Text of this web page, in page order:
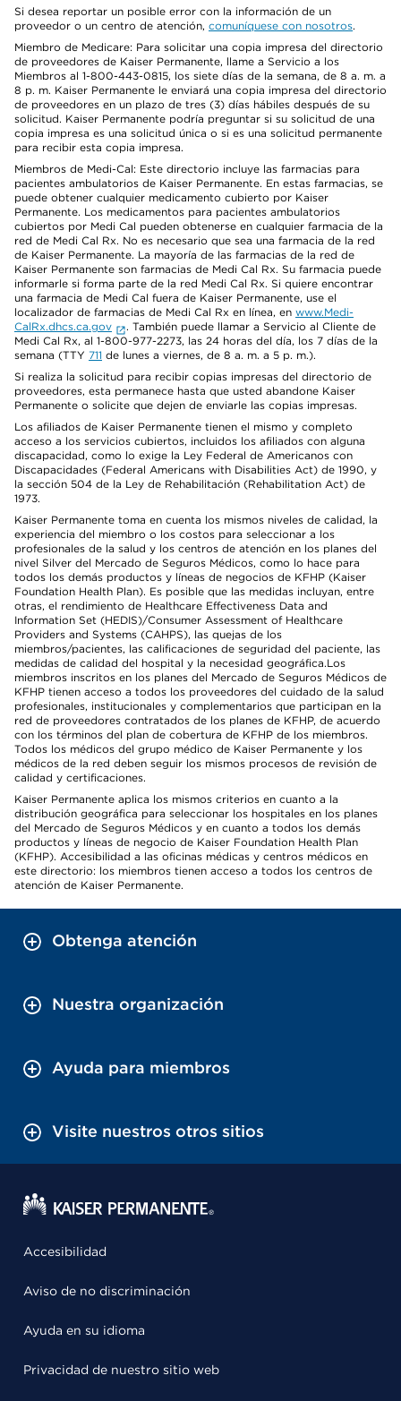
Si desea reportar un posible error con la información de un
proveedor o un centro de atención, comuníquese con nosotros.
Miembro de Medicare: Para solicitar una copia impresa del directorio
de proveedores de Kaiser Permanente, llame a Servicio a los
Miembros al 1-800-443-0815, los siete días de la semana, de 8 a. m. a
8 p. m. Kaiser Permanente le enviará una copia impresa del directorio
de proveedores en un plazo de tres (3) días hábiles después de su
solicitud. Kaiser Permanente podría preguntar si su solicitud de una
copia impresa es una solicitud única o si es una solicitud permanente
para recibir esta copia impresa.
Miembros de Medi-Cal: Este directorio incluye las farmacias para
pacientes ambulatorios de Kaiser Permanente. En estas farmacias, se
puede obtener cualquier medicamento cubierto por Kaiser
Permanente. Los medicamentos para pacientes ambulatorios
cubiertos por Medi Cal pueden obtenerse en cualquier farmacia de la
red de Medi Cal Rx. No es necesario que sea una farmacia de la red
de Kaiser Permanente. La mayoría de las farmacias de la red de
Kaiser Permanente son farmacias de Medi Cal Rx. Su farmacia puede
informarle si forma parte de la red Medi Cal Rx. Si quiere encontrar
una farmacia de Medi Cal fuera de Kaiser Permanente, use el
localizador de farmacias de Medi Cal Rx en línea, en www.Medi-
CalRx.dhcs.ca.gov
. También puede llamar a Servicio al Cliente de
Medi Cal Rx, al 1-800-977-2273, las 24 horas del día, los 7 días de la
semana (TTY 711 de lunes a viernes, de 8 a. m. a 5 p. m.).
Si realiza la solicitud para recibir copias impresas del directorio de
proveedores, esta permanece hasta que usted abandone Kaiser
Permanente o solicite que dejen de enviarle las copias impresas.
Los afiliados de Kaiser Permanente tienen el mismo y completo
acceso a los servicios cubiertos, incluidos los afiliados con alguna
discapacidad, como lo exige la Ley Federal de Americanos con
Discapacidades (Federal Americans with Disabilities Act) de 1990, y
la sección 504 de la Ley de Rehabilitación (Rehabilitation Act) de
1973.
Kaiser Permanente toma en cuenta los mismos niveles de calidad, la
experiencia del miembro o los costos para seleccionar a los
profesionales de la salud y los centros de atención en los planes del
nivel Silver del Mercado de Seguros Médicos, como lo hace para
todos los demás productos y líneas de negocios de KFHP (Kaiser
Foundation Health Plan). Es posible que las medidas incluyan, entre
otras, el rendimiento de Healthcare Effectiveness Data and
Information Set (HEDIS)/Consumer Assessment of Healthcare
Providers and Systems (CAHPS), las quejas de los
miembros/pacientes, las calificaciones de seguridad del paciente, las
medidas de calidad del hospital y la necesidad geográfica.Los
miembros inscritos en los planes del Mercado de Seguros Médicos de
KFHP tienen acceso a todos los proveedores del cuidado de la salud
profesionales, institucionales y complementarios que participan en la
red de proveedores contratados de los planes de KFHP, de acuerdo
con los términos del plan de cobertura de KFHP de los miembros.
Todos los médicos del grupo médico de Kaiser Permanente y los
médicos de la red deben seguir los mismos procesos de revisión de
calidad y certificaciones.
Kaiser Permanente aplica los mismos criterios en cuanto a la
distribución geográfica para seleccionar los hospitales en los planes
del Mercado de Seguros Médicos y en cuanto a todos los demás
productos y líneas de negocio de Kaiser Foundation Health Plan
(KFHP). Accesibilidad a las oficinas médicas y centros médicos en
este directorio: los miembros tienen acceso a todos los centros de
atención de Kaiser Permanente.
Obtenga atención
Nuestra organización
Ayuda para miembros
Visite nuestros otros sitios
Accesibilidad
Aviso de no discriminación
Ayuda en su idioma
Privacidad de nuestro sitio web